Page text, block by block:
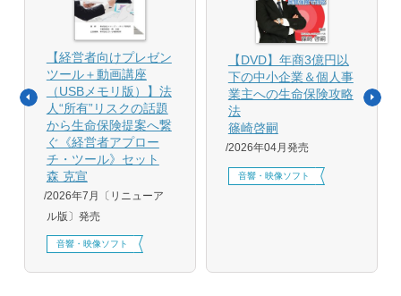
【経営者向けプレゼン
ツール＋動画講座
（USBメモリ版）】法
人“所有”リスクの話題
から生命保険提案へ繋
ぐ《経営者アプロー
チ・ツール》セット
森 克宣
2026年7月〔リニューア
ル版〕発売
音響・映像ソフト
【DVD】年商3億円以
下の中小企業＆個人事
業主への生命保険攻略
法
篠崎啓嗣
2026年04月発売
音響・映像ソフト